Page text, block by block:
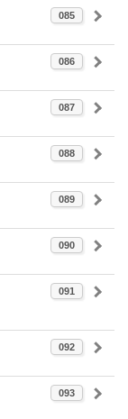
085
086
087
088
089
090
091
092
093